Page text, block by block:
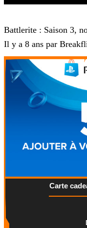
Battlerite : Saison 3,
Il y a 8 ans par
Carte